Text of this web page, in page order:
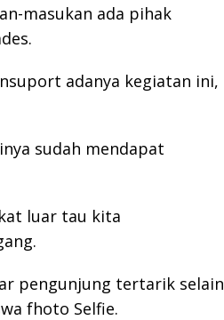
masukan ada pihak
adanya kegiatan ini,
sudah mendapat
luar tau kita
pengunjung tertarik selain
fhoto Selfie.